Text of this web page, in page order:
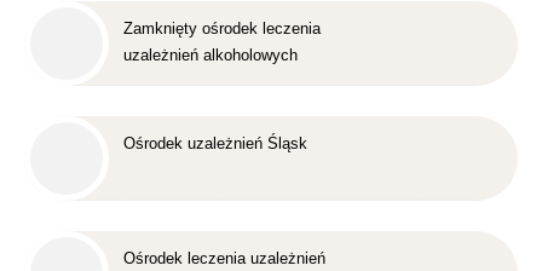
Zamknięty ośrodek leczenia
uzależnień alkoholowych
Ośrodek uzależnień Śląsk
Ośrodek leczenia uzależnień